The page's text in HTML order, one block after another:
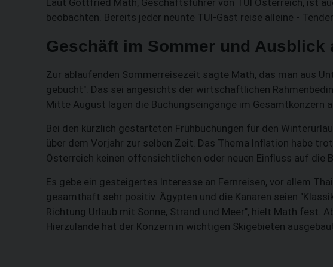
beobachten. Bereits jeder neunte TUI-Gast reise alleine -
Geschäft im Sommer und Ausblick
Zur ablaufenden Sommerreisezeit sagte Math, das man aus
gebucht". Das sei angesichts der wirtschaftlichen
Mitte August lagen die Buchungseingänge im Gesamtkonzern
Bei den kürzlich gestarteten Frühbuchungen für den
über dem Vorjahr zur selben Zeit. Das Thema Inflation habe
Österreich keinen offensichtlichen oder neuen Einfluss auf die
Es gebe ein gesteigertes Interesse an Fernreisen, vor allem
gesamthaft sehr positiv. Ägypten und die Kanaren seien
Richtung Urlaub mit Sonne, Strand und Meer", hielt Math fest.
Hierzulande hat der Konzern in wichtigen Skigebieten